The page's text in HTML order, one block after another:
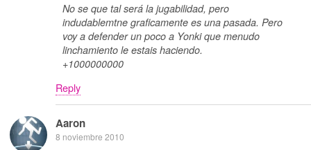
No se que tal será la jugabilidad, pero
indudablemtne graficamente es una pasada. Pero
voy a defender un poco a Yonki que menudo
linchamiento le estais haciendo.
+1000000000
Reply
Aaron
8 noviembre 2010